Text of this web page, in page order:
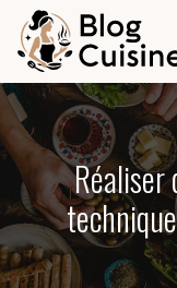
Réaliser